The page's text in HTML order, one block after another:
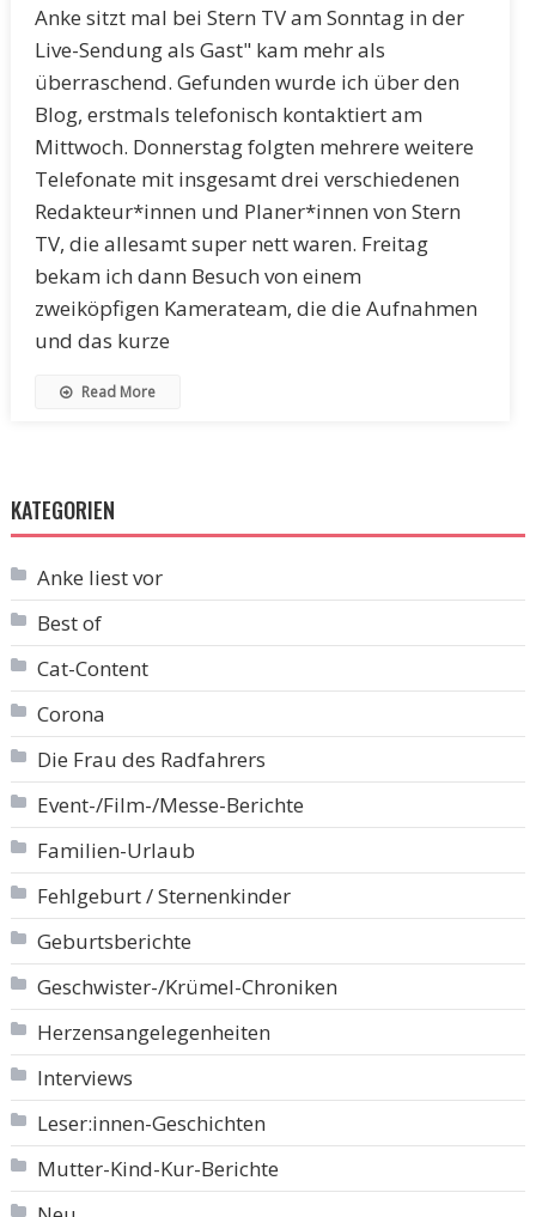
Anke sitzt mal bei Stern TV am Sonntag in der
Live-Sendung als Gast" kam mehr als
überraschend. Gefunden wurde ich über den
Blog, erstmals telefonisch kontaktiert am
Mittwoch. Donnerstag folgten mehrere weitere
Telefonate mit insgesamt drei verschiedenen
Redakteur*innen und Planer*innen von Stern
TV, die allesamt super nett waren. Freitag
bekam ich dann Besuch von einem
zweiköpfigen Kamerateam, die die Aufnahmen
und das kurze
Read More
KATEGORIEN
Anke liest vor
Best of
Cat-Content
Corona
Die Frau des Radfahrers
Event-/Film-/Messe-Berichte
Familien-Urlaub
Fehlgeburt / Sternenkinder
Geburtsberichte
Geschwister-/Krümel-Chroniken
Herzensangelegenheiten
Interviews
Leser:innen-Geschichten
Mutter-Kind-Kur-Berichte